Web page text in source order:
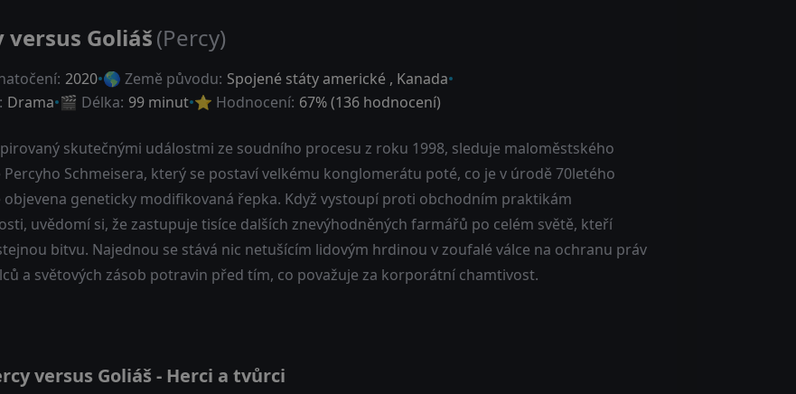
versus Goliáš(Percy)
2020 🌎 Země původu: Spojené státy americké , Kanada
Drama 🎬 Délka: 99 minut ⭐ Hodnocení: 67% (136 hodnocení)
skutečnými událostmi ze soudního procesu z roku 1998, sleduje maloměstského
Schmeisera, který se postaví velkému konglomerátu poté, co je v úrodě 70letého
geneticky modifikovaná řepka. Když vystoupí proti obchodním praktikám
uvědomí si, že zastupuje tisíce dalších znevýhodněných farmářů po celém světě, kteří
bitvu. Najednou se stává nic netušícím lidovým hrdinou v zoufalé válce na ochranu práv
a světových zásob potravin před tím, co považuje za korporátní chamtivost.
versus Goliáš - Herci a tvůrci